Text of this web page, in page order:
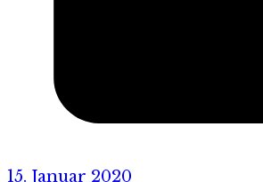
15. Januar 2020